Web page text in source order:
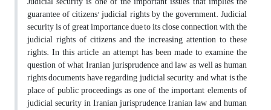
guarantee of citizens' judicial rights by the government. Judicial
security is of great importance due to its close connection with the
judicial rights of citizens and the increasing attention to these
rights. In this article, an attempt has been made to examine the
question of what Iranian jurisprudence and law as well as human
rights documents have regarding judicial security, and what is the
place of public proceedings as one of the important elements of
judicial security in Iranian jurisprudence, Iranian law and human